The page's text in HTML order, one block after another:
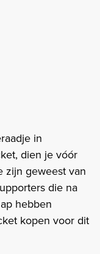
in
dien je vóór
zijn geweest van
die na
hebben
kopen voor dit